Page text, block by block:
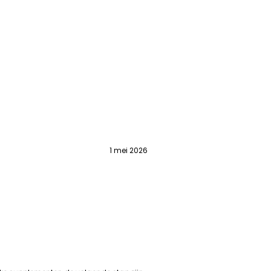
1 mei 2026